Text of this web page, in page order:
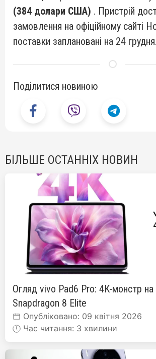
(384 долари США) . Пристрій
замовлення на офіційному сайті
поставки заплановані на 24 грудня.
Поділитися новиною
БІЛЬШЕ ОСТАННІХ НОВИН
Огляд vivo Pad6 Pro: 4K-монстр на
Snapdragon 8 Elite
Опубліковано: 09 квітня 2026
Час читання: 3 хвилини